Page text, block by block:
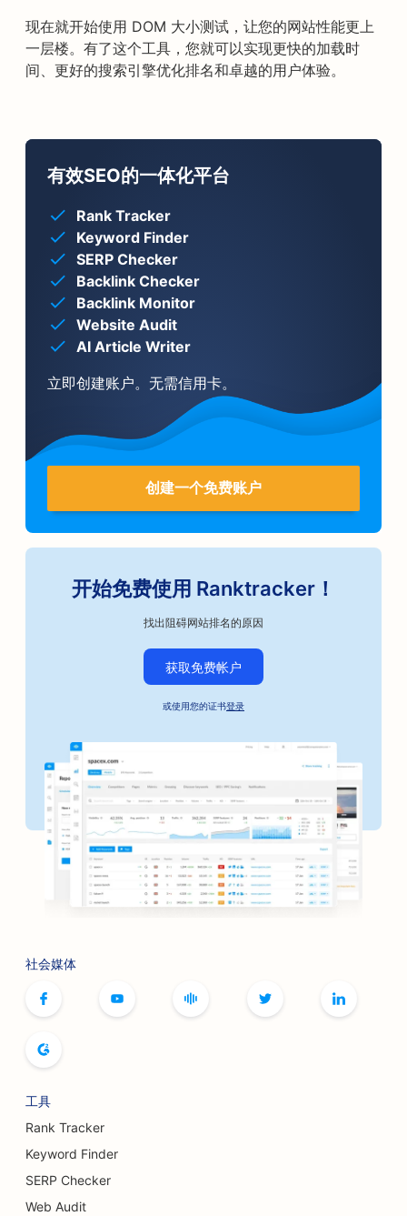
现在就开始使用 DOM 大小测试，让您的网站性能更上
一层楼。有了这个工具，您就可以实现更快的加载时
间、更好的搜索引擎优化排名和卓越的用户体验。
有效SEO的一体化平台
Rank Tracker
Keyword Finder
SERP Checker
Backlink Checker
Backlink Monitor
Website Audit
AI Article Writer
立即创建账户。无需信用卡。
创建一个免费账户
开始免费使用 Ranktracker！
找出阻碍网站排名的原因
获取免费帐户
或使用您的证书登录
社会媒体
工具
Rank Tracker
Keyword Finder
SERP Checker
Web Audit